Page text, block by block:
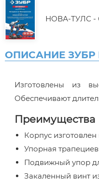
НОВА-ТУЛС -
ОПИСАНИЕ ЗУБР
Изготовлены из
Обеспечивают
Преимущества
Корпус
Упорная
Подвижный упор
Закаленный винт